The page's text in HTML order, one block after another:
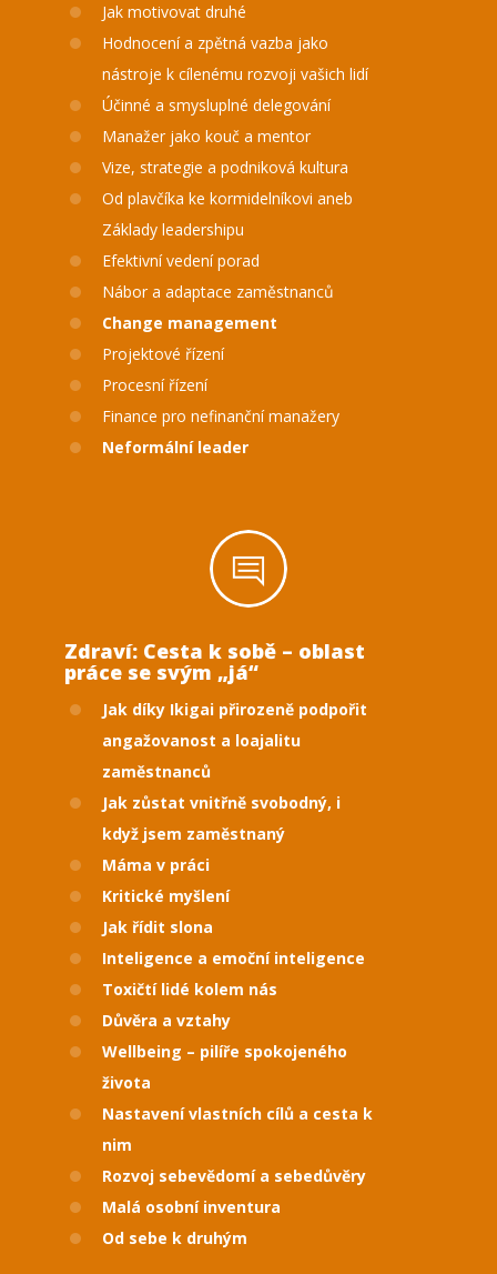
Jak motivovat druhé
Hodnocení a zpětná vazba jako
nástroje k cílenému rozvoji vašich lidí
Účinné a smysluplné delegování
Manažer jako kouč a mentor
Vize, strategie a podniková kultura
Od plavčíka ke kormidelníkovi aneb
Základy leadershipu
Efektivní vedení porad
Nábor a adaptace zaměstnanců
Change management
Projektové řízení
Procesní řízení
Finance pro nefinanční manažery
Neformální leader
Zdraví: Cesta k sobě – oblast
práce se svým „já“
Jak díky Ikigai přirozeně podpořit
angažovanost a loajalitu
zaměstnanců
Jak zůstat vnitřně svobodný, i
když jsem zaměstnaný
Máma v práci
Kritické myšlení
Jak řídit slona
Inteligence a emoční inteligence
Toxičtí lidé kolem nás
Důvěra a vztahy
Wellbeing – pilíře spokojeného
života
Nastavení vlastních cílů a cesta k
nim
Rozvoj sebevědomí a sebedůvěry
Malá osobní inventura
Od sebe k druhým